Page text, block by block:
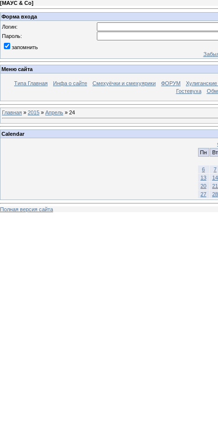
[МАУС & Со]
Форма входа
Логин:
Пароль:
запомнить
Меню сайта
Типа Главная Инфа о сайте Смехуёчки и смехуярики ФОРУМ
Гостевуха
Главная » 2015 » Апрель » 24
Calendar
Пн
Вт
6
7
13
14
20
21
27
28
Полная версия сайта